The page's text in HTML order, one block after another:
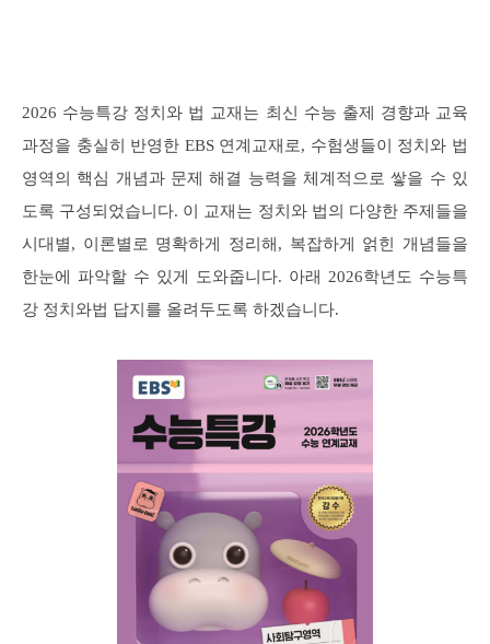
2026 수능특강 정치와 법 교재는 최신 수능 출제 경향과 교육
과정을 충실히 반영한 EBS 연계교재로, 수험생들이 정치와 법
영역의 핵심 개념과 문제 해결 능력을 체계적으로 쌓을 수 있
도록 구성되었습니다. 이 교재는 정치와 법의 다양한 주제들을
시대별, 이론별로 명확하게 정리해, 복잡하게 얽힌 개념들을
한눈에 파악할 수 있게 도와줍니다. 아래 2026학년도 수능특
강 정치와법 답지를 올려두도록 하겠습니다.